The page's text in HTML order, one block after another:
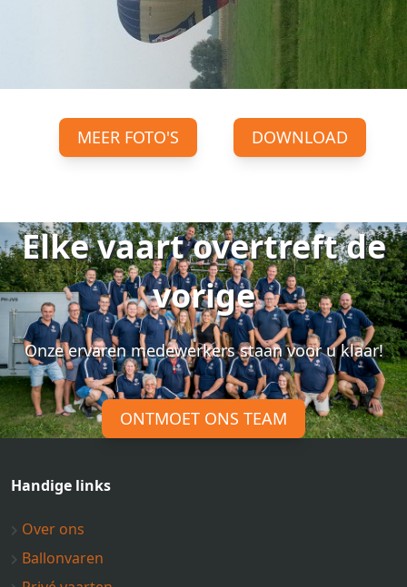
MEER FOTO'S DOWNLOAD
Elke vaart overtreft de
vorige
Onze ervaren medewerkers staan voor u klaar!
ONTMOET ONS TEAM
Handige links
Over ons
Ballonvaren